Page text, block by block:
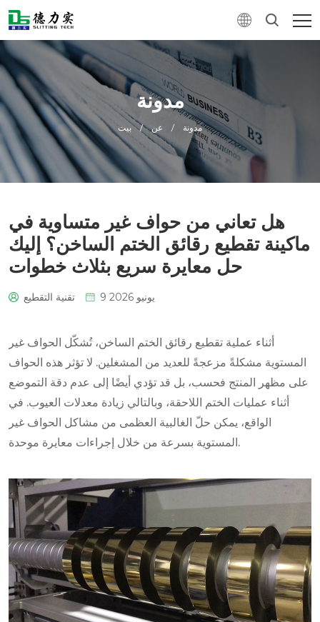
مدونة
بيت / عن / مدونة
هل تعاني من حواف غير متساوية في
ماكينة تقطيع رقائق الختم الساخن؟ إليك
حل معايرة سريع بثلاث خطوات
تقنية التقطيع 9 يونيو 2026
أثناء عملية تقطيع رقائق الختم الساخن، تُشكّل الحواف غير
المستوية مشكلةً مزعجةً للعديد من المشغلين. لا تؤثر هذه الحواف
على مظهر المنتج فحسب، بل قد تؤدي أيضًا إلى عدم دقة التموضع
أثناء عمليات الختم اللاحقة، وبالتالي زيادة معدلات العيوب. في
الواقع، يمكن حلّ الغالبية العظمى من مشاكل الحواف غير
المستوية بسرعة من خلال إجراءات معايرة موحدة.